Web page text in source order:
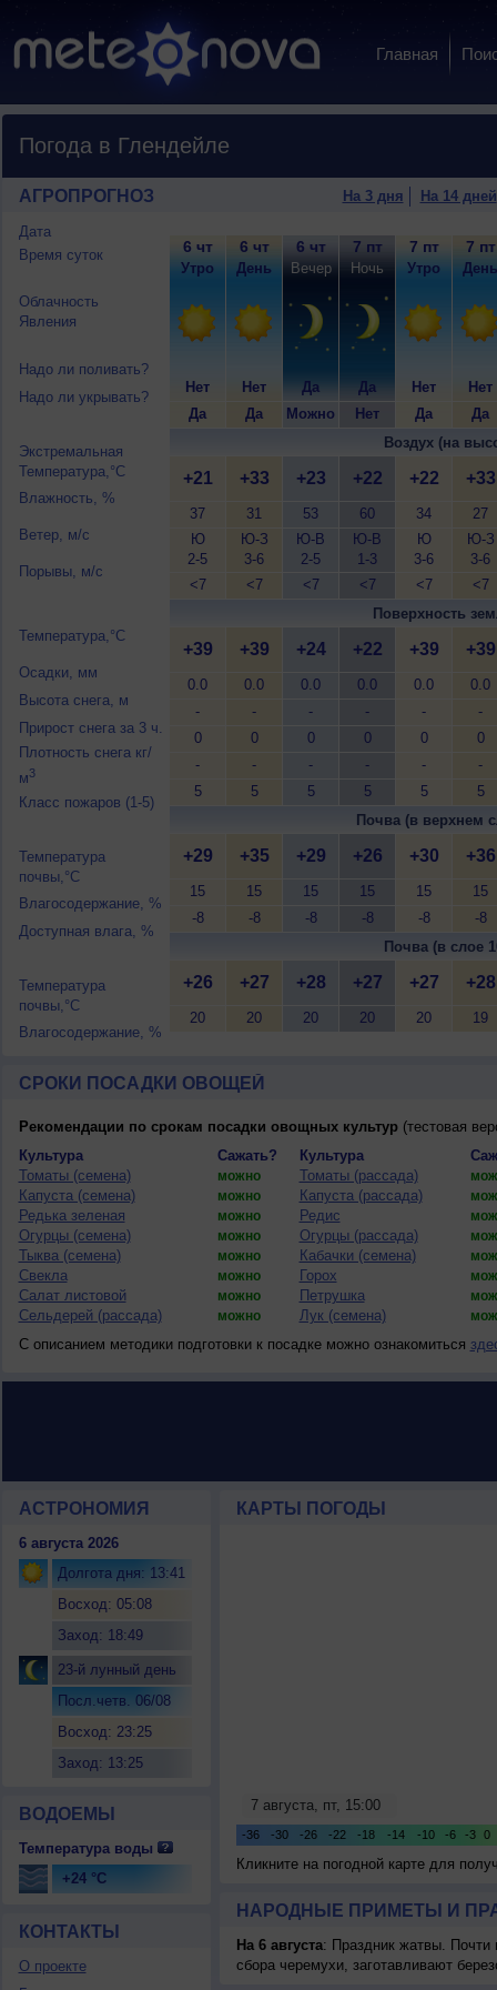
Главная
Погода в Глендейле
АГРОПРОГНОЗ На 3 дня На 14 дней
Дата
Время суток
Облачность
Явления
Надо ли поливать?
Надо ли укрывать?
Экстремальная
Температура,°C
Влажность, %
Ветер, м/с
Порывы, м/с
Температура,°C
Осадки, мм
Высота снега, м
Прирост снега за 3 ч.
Плотность снега кг/
м3
Класс пожаров (1-5)
Температура
почвы,°C
Влагосодержание, %
Доступная влага, %
Температура
почвы,°C
Влагосодержание, %
6 чт
Утро
Нет
Да
6 чт
День
Нет
Да
6 чт
Вечер
Да
Можно
7 пт
Ночь
Да
Нет
7 пт
Утро
Нет
Да
7 пт
День
Нет
Да
Воздух (на
+21
37
Ю
2-5
<7
+33
31
Ю-З
3-6
<7
+23
53
Ю-В
2-5
<7
+22
60
Ю-В
1-3
<7
+22
34
Ю
3-6
<7
+33
27
Ю-З
3-6
<7
Поверхность
+39
0.0
-
0
-
5
+39
0.0
-
0
-
5
+24
0.0
-
0
-
5
+22
0.0
-
0
-
5
+39
0.0
-
0
-
5
+39
0.0
-
0
-
5
Почва (в верхнем
+29
15
-8
+35
15
-8
+29
15
-8
+26
15
-8
+30
15
-8
+36
15
-8
Почва (в слое
+26
20
+27
20
+28
20
+27
20
+27
20
+28
19
СРОКИ ПОСАДКИ ОВОЩЕЙ
Рекомендации по срокам посадки овощных культур(тестовая
Культура
Сажать? Культура
Томаты (семена)
можно Томаты (рассада)
Капуста (семена) можно Капуста (рассада)
Редька зеленая можно Редис
Огурцы (семена) можно Огурцы (рассада)
Тыква (семена) можно Кабачки (семена)
Свекла можно Горох
Салат листовой можно Петрушка
Сельдерей (рассада) можно Лук (семена)
С описанием методики подготовки к посадке можно ознакомиться
АСТРОНОМИЯ
6 августа 2026
Долгота дня: 13:41
Восход: 05:08
Заход: 18:49
23-й лунный день
Посл.четв. 06/08
Восход: 23:25
Заход: 13:25
ВОДОЕМЫ
Температура воды
+24 °C
КОНТАКТЫ
О проекте
КАРТЫ ПОГОДЫ
Кликните на погодной карте для
НАРОДНЫЕ ПРИМЕТЫ И
На 6 августа: Праздник жатвы. Почти
сбора черемухи, заготавливают